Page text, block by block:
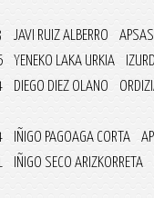
JAVI RUIZ ALBERRO
YENEKO LAKA URKIA
DIEZ OLANO
IÑIGO PAGOAGA
SECO